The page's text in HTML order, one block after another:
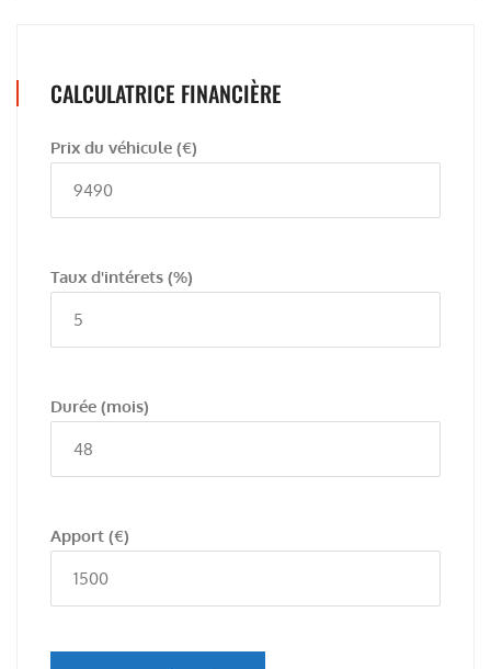
CALCULATRICE FINANCIÈRE
Prix du véhicule (€)
Taux d'intérets (%)
Durée (mois)
Apport (€)